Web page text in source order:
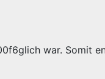
war. Somit